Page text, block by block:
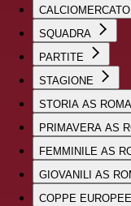
CALCIOMERCATO
SQUADRA
PARTITE
STAGIONE
STORIA AS ROMA
PRIMAVERA AS
FEMMINILE AS
GIOVANILI AS
COPPE EUROPEE